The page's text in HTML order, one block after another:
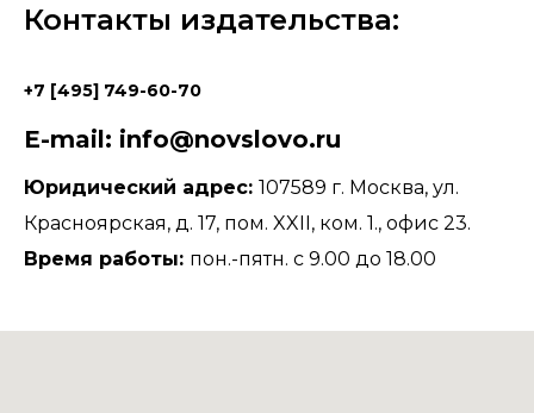
Контакты издательства:
+7 [495] 749-60-70
E-mail: info@novslovo.ru
Юридический адрес: 107589 г. Москва, ул.
Красноярская, д. 17, пом. XXII, ком. 1., офис 23.
Время работы: пон.-пятн. с 9.00 до 18.00